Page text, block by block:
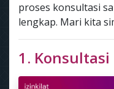
proses konsultasi
lengkap. Mari kita
1. Konsultasi